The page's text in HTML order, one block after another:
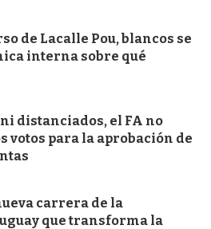
de Lacalle Pou, blancos se
interna sobre qué
distanciados, el FA no
votos para la aprobación de
carrera de la
que transforma la